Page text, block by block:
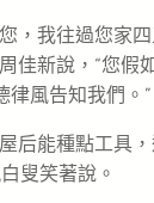
，我往過您家
佳新說，“您假
律風告知我們。”
后能種點工具
叟笑著說。